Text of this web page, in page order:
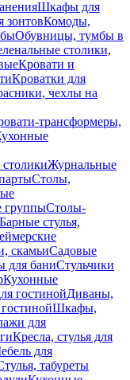
Шкафы для
зонтовКомоды,
Обувницы, тумбы в
столики,
Кровати и
Кроватки для
чехлы на
трансформеры,
Журнальные
Столы,
группыСтолы-
Барные стулья,
скамьиСадовые
для баниСтульчики
Кухонные
гостинойДиваны,
Шкафы,
для
Кресла, стулья для
для
табуреты